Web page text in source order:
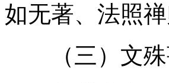
如无著、法照
（三）文殊